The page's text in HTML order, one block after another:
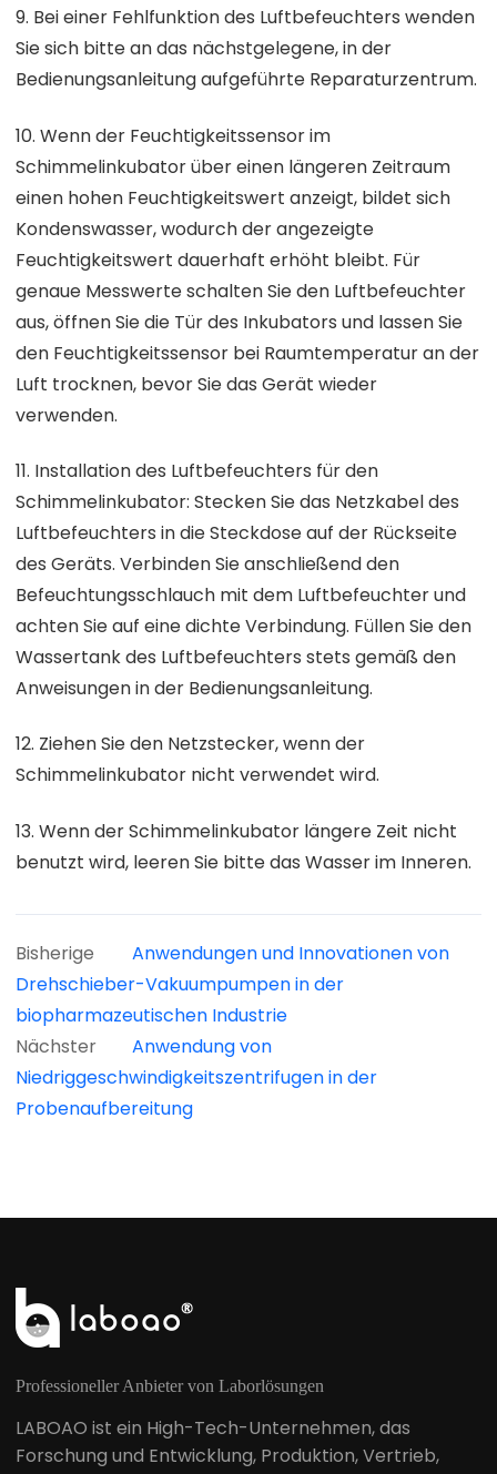
9. Bei einer Fehlfunktion des Luftbefeuchters wenden
Sie sich bitte an das nächstgelegene, in der
Bedienungsanleitung aufgeführte Reparaturzentrum.
10. Wenn der Feuchtigkeitssensor im
Schimmelinkubator über einen längeren Zeitraum
einen hohen Feuchtigkeitswert anzeigt, bildet sich
Kondenswasser, wodurch der angezeigte
Feuchtigkeitswert dauerhaft erhöht bleibt. Für
genaue Messwerte schalten Sie den Luftbefeuchter
aus, öffnen Sie die Tür des Inkubators und lassen Sie
den Feuchtigkeitssensor bei Raumtemperatur an der
Luft trocknen, bevor Sie das Gerät wieder
verwenden.
11. Installation des Luftbefeuchters für den
Schimmelinkubator: Stecken Sie das Netzkabel des
Luftbefeuchters in die Steckdose auf der Rückseite
des Geräts. Verbinden Sie anschließend den
Befeuchtungsschlauch mit dem Luftbefeuchter und
achten Sie auf eine dichte Verbindung. Füllen Sie den
Wassertank des Luftbefeuchters stets gemäß den
Anweisungen in der Bedienungsanleitung.
12. Ziehen Sie den Netzstecker, wenn der
Schimmelinkubator nicht verwendet wird.
13. Wenn der Schimmelinkubator längere Zeit nicht
benutzt wird, leeren Sie bitte das Wasser im Inneren.
Bisherige
Anwendungen und Innovationen von
Drehschieber-Vakuumpumpen in der
biopharmazeutischen Industrie
Nächster
Anwendung von
Niedriggeschwindigkeitszentrifugen in der
Probenaufbereitung
Professioneller Anbieter von Laborlösungen
LABOAO ist ein High-Tech-Unternehmen, das
Forschung und Entwicklung, Produktion, Vertrieb,